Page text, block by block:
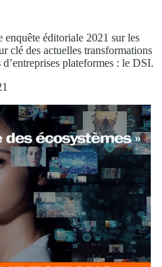
éditoriale 2021 sur les
clé des actuelles transformations
plateformes : le DSI.